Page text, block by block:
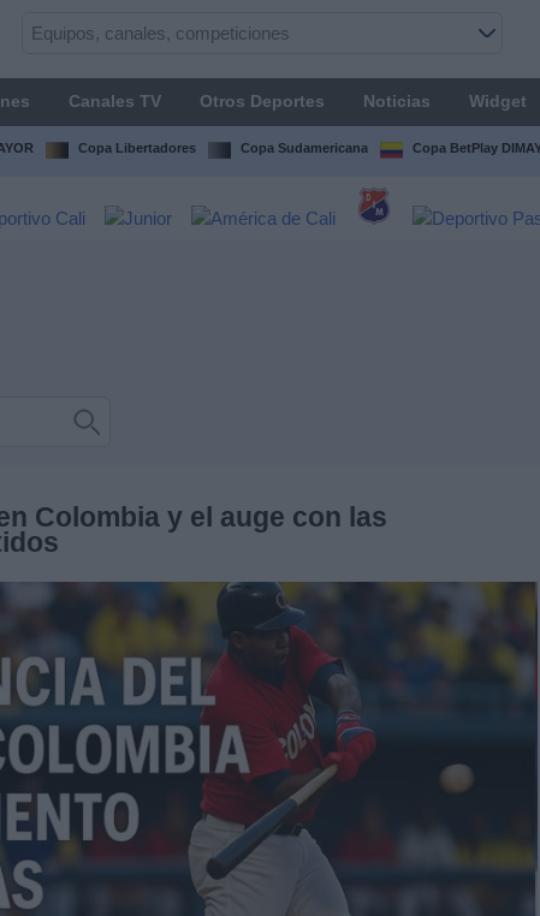
Canales TV Otros Deportes Noticias Widget
Copa Libertadores Copa Sudamericana Copa BetPlay
Colombia y el auge con las